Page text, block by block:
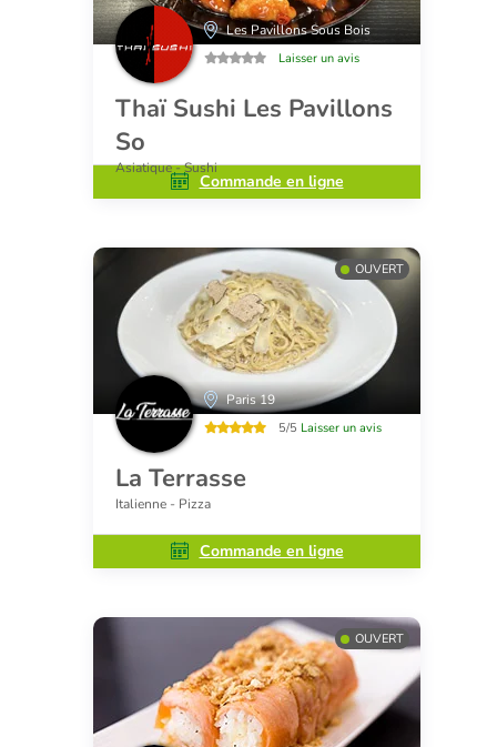
Les Pavillons Sous Bois
Laisser un avis
Thaï Sushi Les Pavillons
So
Asiatique - Sushi
Commande en ligne
OUVERT
Paris 19
5/5 Laisser un avis
La Terrasse
Italienne - Pizza
Commande en ligne
OUVERT